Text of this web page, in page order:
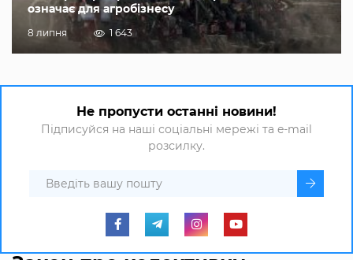
означає для агробізнесу
8 липня 1 643
Не пропусти останні новини!
Підписуйся на наші соціальні мережі та e-mail
розсилку.